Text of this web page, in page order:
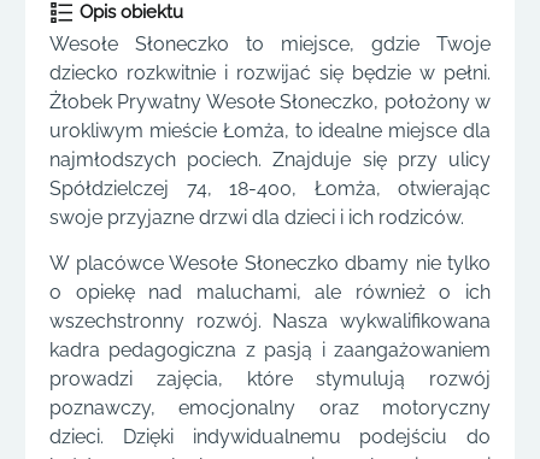
Opis obiektu
Wesołe Słoneczko to miejsce, gdzie Twoje
dziecko rozkwitnie i rozwijać się będzie w pełni.
Żłobek Prywatny Wesołe Słoneczko, położony w
urokliwym mieście Łomża, to idealne miejsce dla
najmłodszych pociech. Znajduje się przy ulicy
Spółdzielczej 74, 18-400, Łomża, otwierając
swoje przyjazne drzwi dla dzieci i ich rodziców.
W placówce Wesołe Słoneczko dbamy nie tylko
o opiekę nad maluchami, ale również o ich
wszechstronny rozwój. Nasza wykwalifikowana
kadra pedagogiczna z pasją i zaangażowaniem
prowadzi zajęcia, które stymulują rozwój
poznawczy, emocjonalny oraz motoryczny
dzieci. Dzięki indywidualnemu podejściu do